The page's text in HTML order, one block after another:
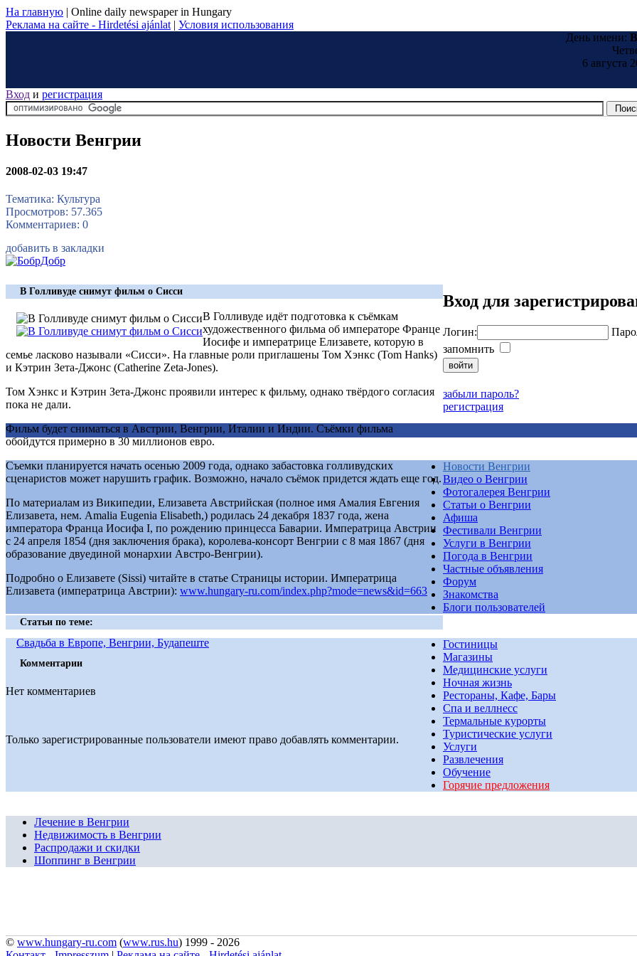
На главную | Online daily newspaper in Hungary
Реклама на сайте - Hirdetési ajánlat | Условия использования
День имени:
6 августа
Вход и регистрация
Новости Венгрии
2008-02-03 19:47
Тематика: Культура
Просмотров: 57.365
Комментариев: 0
добавить в закладки
В Голливуде снимут фильм о Сисси
В Голливуде идёт подготовка к съёмкам
художественного фильма об императоре Франце
Иосифе и императрице Елизавете, которую в
семье ласково называли «Сисси». На главные роли приглашены Том Хэнкс (Tom Hanks)
и Кэтрин Зета-Джонс (Catherine Zeta-Jones).
Том Хэнкс и Кэтрин Зета-Джонс проявили интерес к фильму, однако твёрдого согласия
пока не дали.
Фильм будет сниматься в Австрии, Венгрии, Италии и Индии. Съёмки фильма
обойдутся примерно в 30 миллионов евро.
Съемки планируется начать осенью 2009 года, однако забастовка голливудских
сценаристов может нарушить график. Возможно, начало съёмок придется ждать еще год.
По материалам из Википедии, Елизавета Австрийская (полное имя Амалия Евгения
Елизавета, нем. Amalia Eugenia Elisabeth,) родилась 24 декабря 1837 года, жена
императора Франца Иосифа I, по рождению принцесса Баварии. Императрица Австрии
с 24 апреля 1854 (дня заключения брака), королева-консорт Венгрии с 8 мая 1867 (дня
образование двуединой монархии Австро-Венгрии).
Подробно о Елизавете (Sissi) читайте в статье Страницы истории. Императрица
Елизавета (императрица Австрии): www.hungary-ru.com/index.php?mode=news&id=663
Статьи по теме:
Свадьба в Европе, Венгрии, Будапеште
Комментарии
Нет комментариев
Только зарегистрированные пользователи имеют право добавлять комментарии.
Вход для
Логин:
запомнить
забыли пароль?
регистрация
Новости Венгрии
Видео о Венгрии
Фотогалерея Венгрии
Статьи о Венгрии
Афиша
Фестивали Венгрии
Услуги в Венгрии
Погода в Венгрии
Частные объявления
Форум
Знакомства
Блоги пользователей
Гостиницы
Магазины
Медицинские услуги
Ночная жизнь
Рестораны, Кафе, Бары
Спа и веллнесс
Термальные курорты
Туристические услуги
Услуги
Развлечения
Обучение
Горячие предложения
Лечение в Венгрии
Недвижимость в Венгрии
Распродажи и скидки
Шоппинг в Венгрии
© www.hungary-ru.com (www.rus.hu) 1999 - 2026